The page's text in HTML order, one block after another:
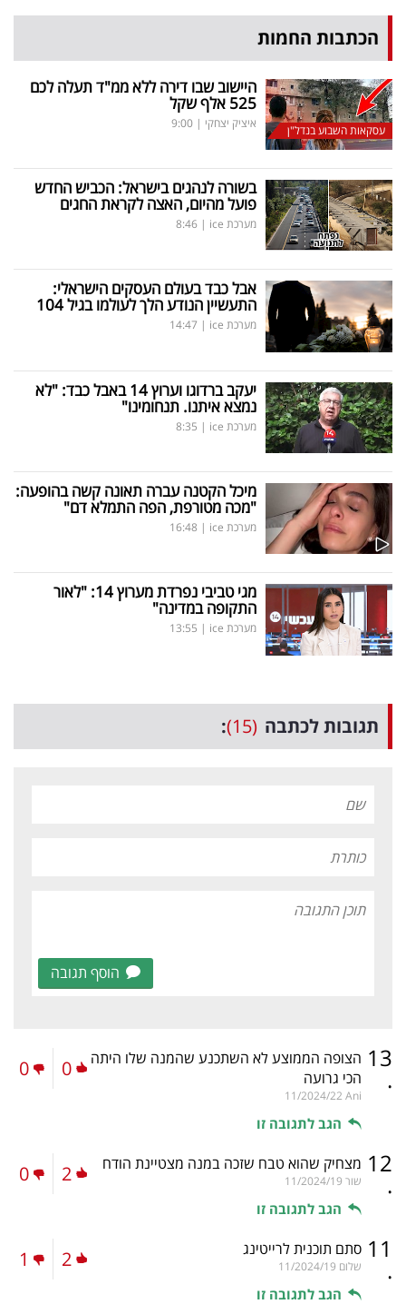
הכתבות החמות
עסקאות השבוע בנדל"ן
היישוב שבו דירה ללא ממ"ד תעלה לכם
525 אלף שקל
איציק יצחקי |
9:00
בשורה לנהגים בישראל: הכביש החדש
פועל מהיום, האצה לקראת החגים
מערכת ice |
8:46
אבל כבד בעולם העסקים הישראלי:
התעשיין הנודע הלך לעולמו בגיל 104
מערכת ice |
14:47
יעקב ברדוגו וערוץ 14 באבל כבד: "לא
נמצא איתנו. תנחומינו"
מערכת ice |
8:35
מיכל הקטנה עברה תאונה קשה בהופעה:
"מכה מטורפת, הפה התמלא דם"
מערכת ice |
16:48
מגי טביבי נפרדת מערוץ 14: "לאור
התקופה במדינה"
מערכת ice |
13:55
תגובות לכתבה (15)
:
הוסף תגובה
13
.
הצופה הממוצע לא השתכנע שהמנה שלו היתה
הכי גרועה
Ani
11/2024/22
הגב לתגובה זו
0
0
12
.
מצחיק שהוא טבח שזכה במנה מצטיינת הודח
שור 11/2024/19
הגב לתגובה זו
2
0
11
.
סתם תוכנית לרייטינג
שלום 11/2024/19
הגב לתגובה זו
2
1